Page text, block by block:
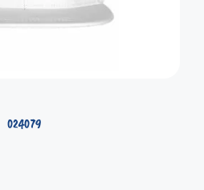
024079